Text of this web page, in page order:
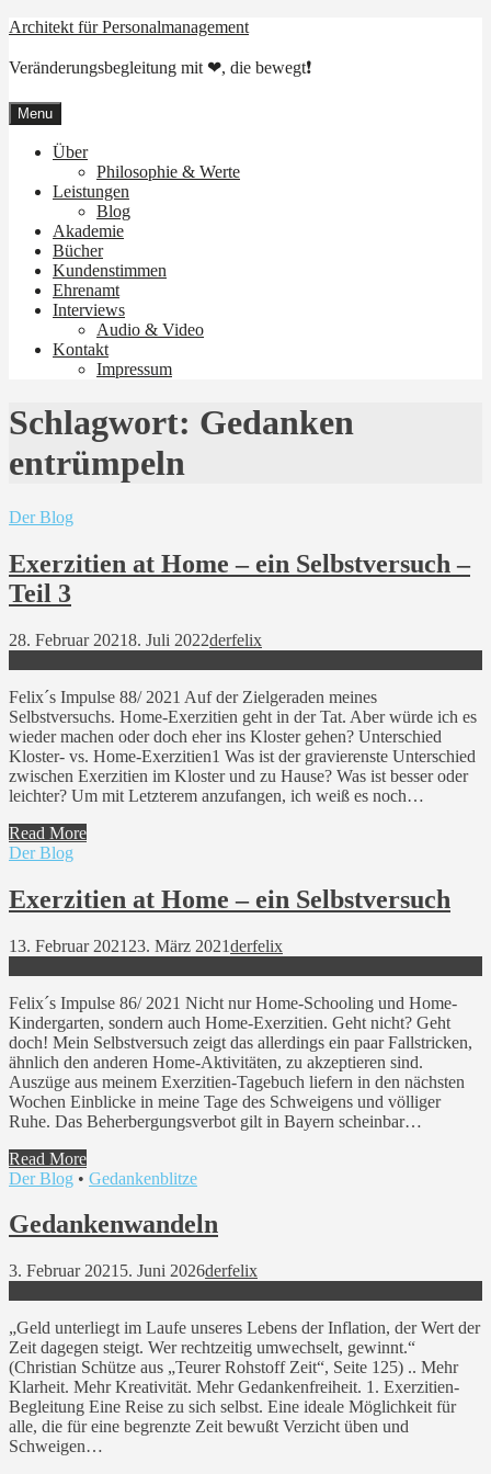
Skip
content
Architekt für Personalmanagement
Veränderungsbegleitung mit ❤, die bewegt❗
Menu
Über
Philosophie & Werte
Leistungen
Blog
Akademie
Bücher
Kundenstimmen
Ehrenamt
Interviews
Audio & Video
Kontakt
Impressum
Schlagwort: Gedanken
entrümpeln
Der Blog
Exerzitien at Home – ein Selbstversuch –
Teil 3
28. Februar 20218. Juli 2022derfelix
Felix´s Impulse 88/ 2021 Auf der Zielgeraden meines
Selbstversuchs. Home-Exerzitien geht in der Tat. Aber würde ich es
wieder machen oder doch eher ins Kloster gehen? Unterschied
Kloster- vs. Home-Exerzitien1 Was ist der gravierenste Unterschied
zwischen Exerzitien im Kloster und zu Hause? Was ist besser oder
leichter? Um mit Letzterem anzufangen, ich weiß es noch…
Read More
Der Blog
Exerzitien at Home – ein Selbstversuch
13. Februar 2021 23. März 2021derfelix
Felix´s Impulse 86/ 2021 Nicht nur Home-Schooling und Home-
Kindergarten, sondern auch Home-Exerzitien. Geht nicht? Geht
doch! Mein Selbstversuch zeigt das allerdings ein paar Fallstricken,
ähnlich den anderen Home-Aktivitäten, zu akzeptieren sind.
Auszüge aus meinem Exerzitien-Tagebuch liefern in den nächsten
Wochen Einblicke in meine Tage des Schweigens und völliger
Ruhe. Das Beherbergungsverbot gilt in Bayern scheinbar…
Read More
Der Blog • Gedankenblitze
Gedankenwandeln
3. Februar 2021 5. Juni 2026derfelix
„Geld unterliegt im Laufe unseres Lebens der Inflation, der Wert der
Zeit dagegen steigt. Wer rechtzeitig umwechselt, gewinnt.“
(Christian Schütze aus „Teurer Rohstoff Zeit“, Seite 125) .. Mehr
Klarheit. Mehr Kreativität. Mehr Gedankenfreiheit. 1. Exerzitien-
Begleitung Eine Reise zu sich selbst. Eine ideale Möglichkeit für
alle, die für eine begrenzte Zeit bewußt Verzicht üben und
Schweigen…